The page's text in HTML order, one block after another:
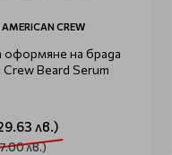
AMERICAN CREW
оформяне на брада
Crew Beard Serum
лв.)
лв.)